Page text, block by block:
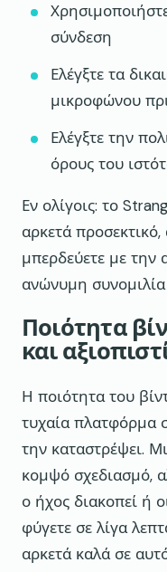
σύνδεση
Ελέγξτε τα
μικροφώνου
Ελέγξτε την
όρους του
Εν ολίγοις: το
αρκετά
μπερδεύετε με την
ανώνυμη συνομιλία
Ποιότητα
και
Η ποιότητα του
τυχαία πλατφόρμα
την καταστρέψει.
κομψό σχεδιασμό,
ο ήχος διακοπεί ή
φύγετε σε λίγα
αρκετά καλά σε